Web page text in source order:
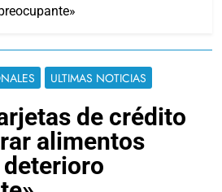
ULTIMAS NOTICIAS
de crédito
alimentos